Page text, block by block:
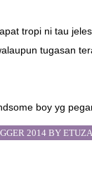
tropi ni tau
tugasan
boy yg
2014 BY